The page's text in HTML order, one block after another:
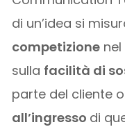
di un’idea si
competizione
sulla facilità di
parte del cliente
all’ingresso di